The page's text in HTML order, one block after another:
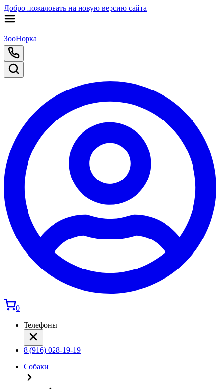
Добро пожаловать на новую версию сайта
ЗооНорка
0
Телефоны
8 (916) 028-19-19
Собаки